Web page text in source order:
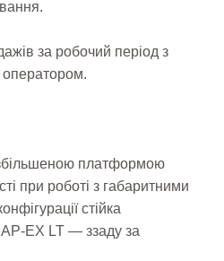
за робочий період з
платформою
при роботі з габаритними
стійка
EX LT — ззаду за